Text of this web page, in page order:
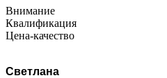
Внимание
Квалификация
Цена-качество
Светлана